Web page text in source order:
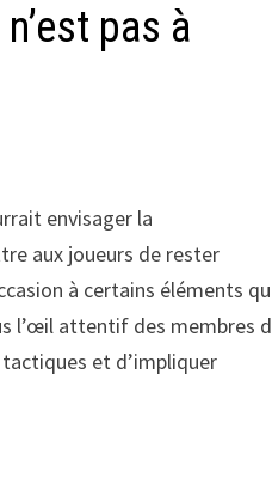
pas à
envisager la
aux joueurs de rester
à certains éléments
l’œil attentif des membres
et d’impliquer